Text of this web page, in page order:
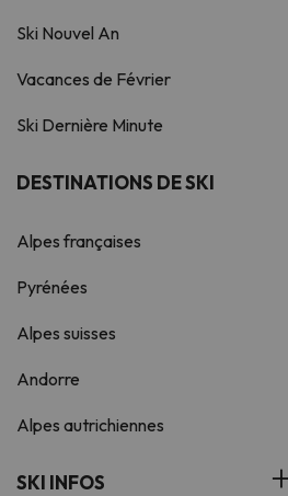
Ski Nouvel An
Vacances de Février
Ski Dernière Minute
DESTINATIONS DE SKI
Alpes françaises
Pyrénées
Alpes suisses
Andorre
Alpes autrichiennes
SKI INFOS